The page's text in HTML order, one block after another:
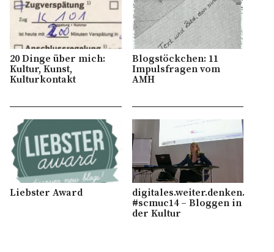
20 Dinge über mich:
Kultur, Kunst,
Kulturkontakt
Blogstöckchen: 11
Impulsfragen vom
AMH
Liebster Award
digitales.weiter.denken.
#scmuc14 – Bloggen in
der Kultur